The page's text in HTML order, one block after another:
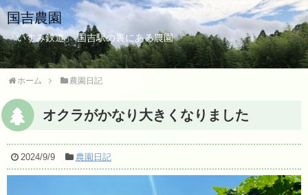
国吉農園
「いすみ鉄道」 国吉駅の裏にある農園
ホーム 農園日記
オクラがかなり大きくなりました
2024/9/9 農園日記